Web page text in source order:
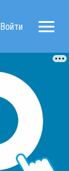
Войти